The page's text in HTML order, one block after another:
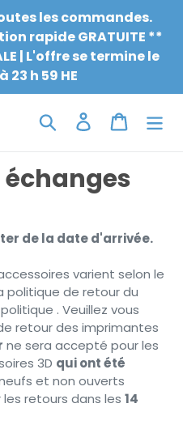
les commandes.
rapide GRATUITE **
| L'offre se termine le
23 h 59 HE
ChercherConnexion
Chariot
échanges
de la date d'arrivée.
varient selon le
politique de retour du
. Veuillez vous
retour des imprimantes
ne sera accepté pour les
3D qui ont été
et non ouverts
retours dans les 14